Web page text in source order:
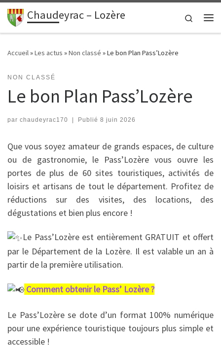
principalPasser au contenu
Chaudeyrac – Lozère
Search
Accueil»Les actus »Non classé »Le bon Plan Pass’Lozère
NON CLASSÉ
Le bon Plan Pass’Lozère
par chaudeyrac170 | Publié 8 juin 2026
Que vous soyez amateur de grands espaces, de culture
ou de gastronomie, le Pass’Lozère vous ouvre les
portes de plus de 60 sites touristiques, activités de
loisirs et artisans de tout le département. Profitez de
réductions sur des visites, des locations, des
dégustations et bien plus encore !
Le Pass’Lozère est entièrement GRATUIT et offert
par le Département de la Lozère. Il est valable un an à
partir de la première utilisation.
Comment obtenir le Pass’ Lozère ?
Le Pass’Lozère se dote d’un format 100% numérique
pour une expérience touristique toujours plus simple et
accessible !